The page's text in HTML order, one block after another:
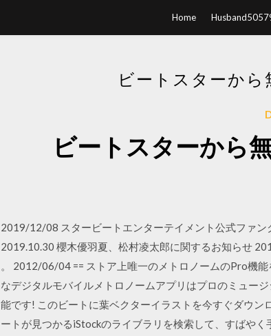
Home
ビートスターか
ビートスターから
2019/12/08 スタービートエンターテイメント公式ファ
2019.10.30 櫻木優羽夏、松村凌太郎に関するお知らせ
。 2012/06/04 == ストア上唯一のメトロノームのPro機
なデジタルモバイルメトロノームアプリはプロのミュー
能です! このビートに葉ベクターイラストを今すぐダウ
ートが見つかるiStockのライブラリを検索して、すばや